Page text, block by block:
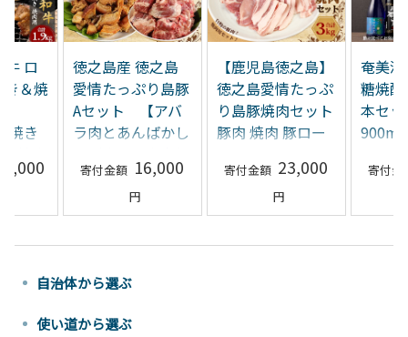
ロ
＆焼
焼き
産 牛
徳之島産 徳之島
愛情たっぷり島豚
Aセット 【アバ
ラ肉とあんばかし
げ）】
16,000
【鹿児島徳之島】
徳之島愛情たっぷ
り島豚焼肉セット
豚肉 焼肉 豚ロー
23,000
奄美
糖焼
本セッ
エテ
自治体から選ぶ
使い道から選ぶ